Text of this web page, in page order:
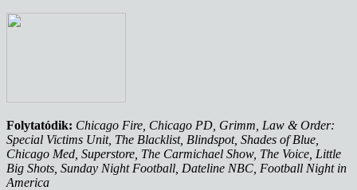
Folytatódik: Chicago Fire, Chicago PD, Grimm, Law & Order:
Special Victims Unit, The Blacklist, Blindspot, Shades of Blue,
Chicago Med, Superstore, The Carmichael Show, The Voice, Little
Big Shots, Sunday Night Football, Dateline NBC, Football Night in
America